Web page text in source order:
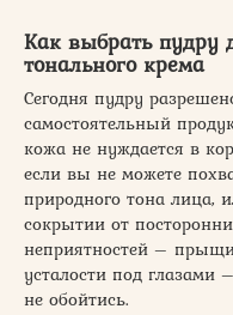
Как выбрать пудру
тонального крема
Сегодня пудру
самостоятельный
кожа не нуждается в
если вы не можете
природного тона лица,
сокрытии от
неприятностей –
усталости под глазами
не обойтись.